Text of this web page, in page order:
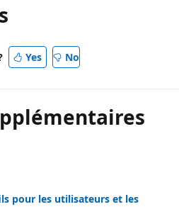
Yes No
pour les utilisateurs et les